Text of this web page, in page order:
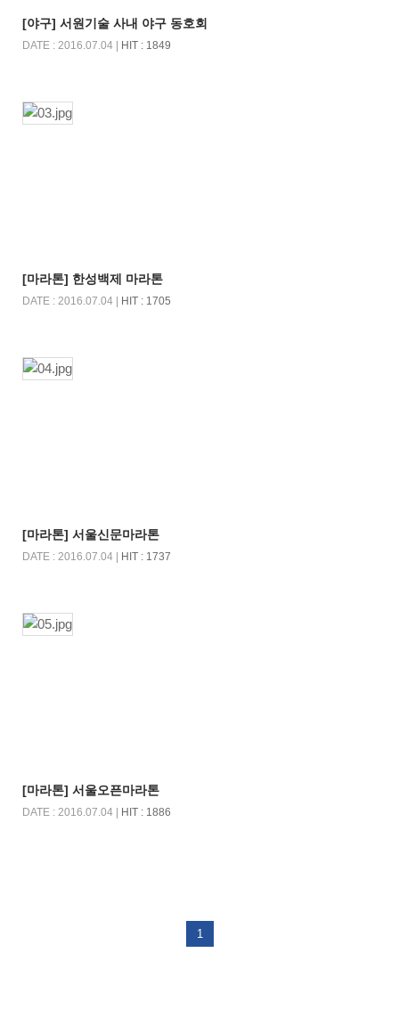
[야구] 서원기술 사내 야구 동호회
DATE : 2016.07.04 | HIT : 1849
[마라톤] 한성백제 마라톤
DATE : 2016.07.04 | HIT : 1705
[마라톤] 서울신문마라톤
DATE : 2016.07.04 | HIT : 1737
[마라톤] 서울오픈마라톤
DATE : 2016.07.04 | HIT : 1886
1